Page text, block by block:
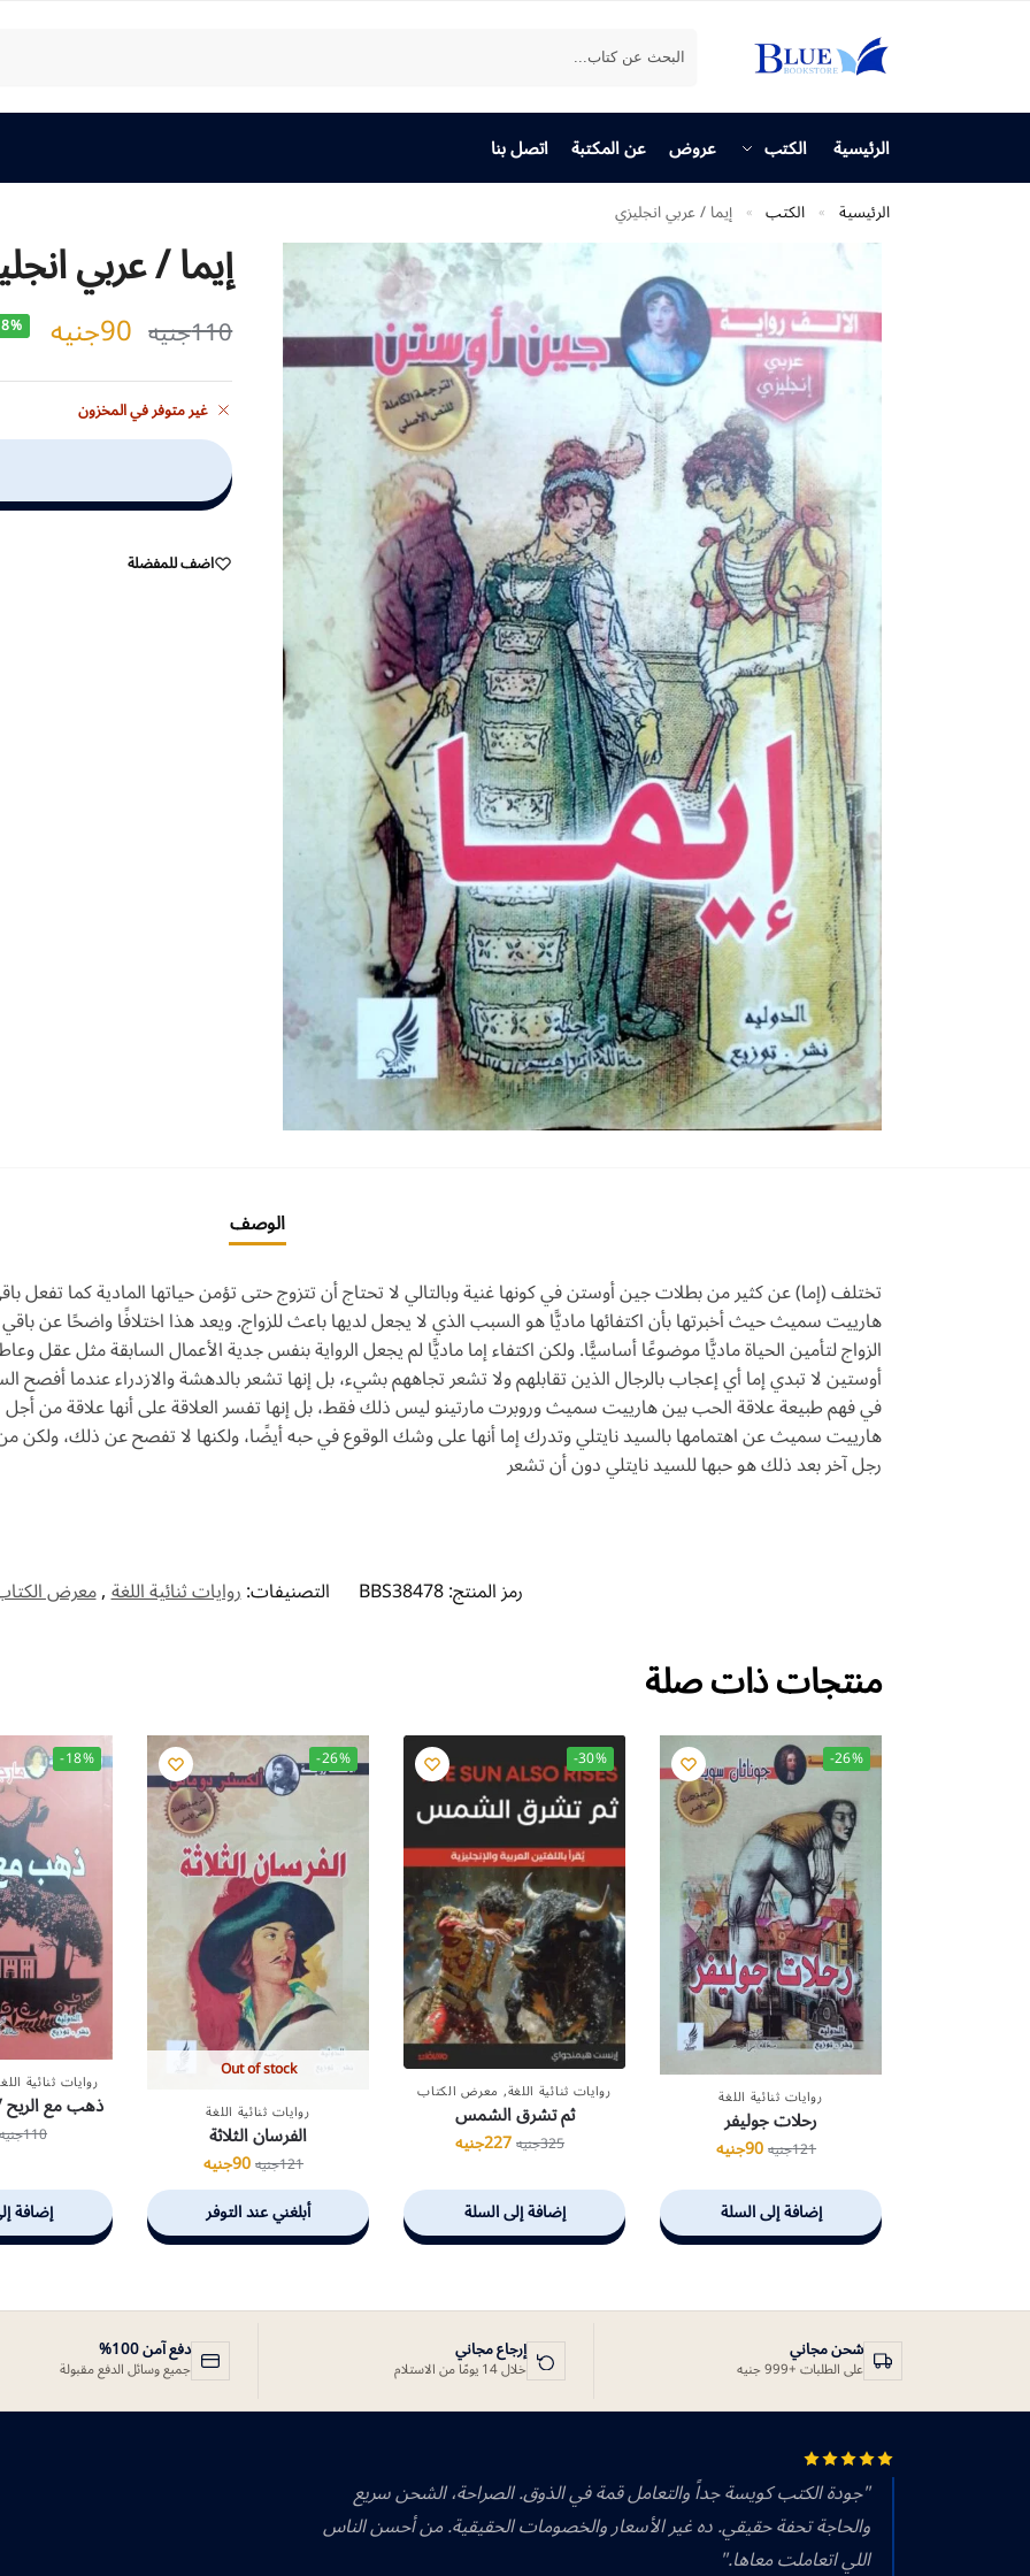
بحث
الرئيسية الكتب عروض عن المكتبة اتصل بنا
الرئيسية » الكتب » إيما / عربي انجليزي
إيما / عربي
110جنيه 90جنيه
غير متوفر في المخزون
اضف للمفضلة
الوصف
تختلف (إما) عن كثير من بطلات جين أوستن في كونها غنية وبالتالي لا تحتاج أن تتزوج حتى تؤمن حياتها المادية كما تفعل
هارييت سميث حيث أخبرتها بأن اكتفائها ماديًّا هو السبب الذي لايجعل لديها باعث للزواج. ويعد هذا اختلافًا واضحًا عن
الزواج لتأمين الحياة ماديًّا موضوعًا أساسيًّا. ولكن اكتفاء إما ماديًّا لم يجعل الرواية بنفس جدية الأعمال السابقة مثل عقل
أوستين لا تبدي إما أي إعجاب بالرجال الذين تقابلهم ولا تشعر تجاههم بشيء، بل إنها تشعر بالدهشة والازدراء عندما
في فهم طبيعة علاقة الحب بين هارييت سميث وروبرت مارتينو ليس ذلك فقط، بل إنها تفسر العلاقة على أنها علاقة من
هارييت سميث عن اهتمامها بالسيد نايتلي وتدرك إما أنها على وشك الوقوع في حبه أيضًا، ولكنها لا تفصح عن ذلك،
رجل آخر بعد ذلك هو حبها للسيد نايتلي دون أن تشعر
رمز المنتج:BBS38478 التصنيفات:روايات ثنائية اللغة,معرض
منتجات ذات صلة
-26%
روايات ثنائية اللغة
رحلات جوليفر
121جنيه90جنيه
إضافة إلى السلة
-30%
روايات ثنائية اللغة, معرض الكتاب
ثم تشرق الشمس
325جنيه227جنيه
إضافة إلى السلة
-26%
Out of stock
روايات ثنائية اللغة
الفرسان الثلاثة
121جنيه90جنيه
أبلغني عند التوفر
-18%
روايات ثنائية
ذهب مع الريح
110جنيه
إضافة
شحن مجاني
على الطلبات +999 جنيه
إرجاع مجاني
خلال 14 يومًا من الاستلام
دفع آمن 100%
جميع وسائل الدفع مقبولة
"جودة الكتب كويسة جداً والتعامل قمة في الذوق. الصراحة، الشحن سريع
والحاجة تحفة حقيقي. ده غير الأسعار والخصومات الحقيقية. من أحسن الناس
اللي اتعاملت معاها."